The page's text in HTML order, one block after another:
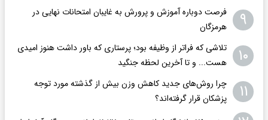
۹
فرصت دوباره آموزش و پرورش به غایبان امتحانات نهایی در
هرمزگان
۱۰
تلاشی که فراتر از وظیفه بود؛ پرستاری که باور داشت هنوز امیدی
هست... و تا آخرین لحظه جنگید
۱۱
چرا روش‌های جدید کاهش وزن بیش از گذشته مورد توجه
پزشکان قرار گرفته‌اند؟